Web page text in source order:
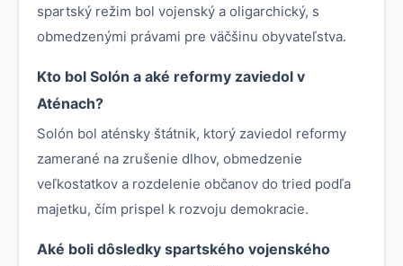
spartský režim bol vojenský a oligarchický, s
obmedzenými právami pre väčšinu obyvateľstva.
Kto bol Solón a aké reformy zaviedol v
Aténach?
Solón bol aténsky štátnik, ktorý zaviedol reformy
zamerané na zrušenie dlhov, obmedzenie
veľkostatkov a rozdelenie občanov do tried podľa
majetku, čím prispel k rozvoju demokracie.
Aké boli dôsledky spartského vojenského